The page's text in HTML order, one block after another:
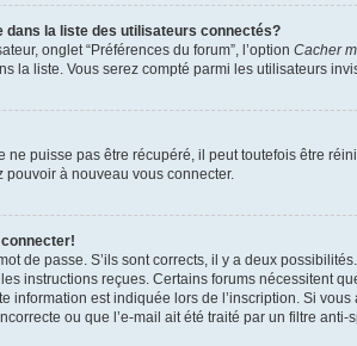
dans la liste des utilisateurs connectés?
onglet “Préférences du forum”, l’option Cacher
la liste. Vous serez compté parmi les utilisateurs
ne puisse pas être récupéré, il peut toutefois être
pouvoir à nouveau vous connecter.
de passe. S’ils sont corrects, il y a deux
instructions reçues. Certains forums nécessitent
information est indiquée lors de l’inscription. Si
ou que l’e-mail ait été traité par un filtre